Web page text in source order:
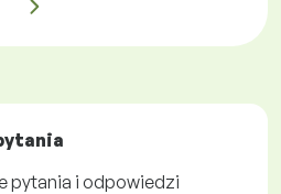
pytania i odpowiedzi